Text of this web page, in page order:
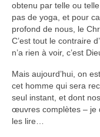
obtenu par telle ou
pas de yoga, et pour
profond de nous, le
C’est tout le contraire
n’a rien à voir, c’est
Mais aujourd’hui, on
cet homme qui sera
seul instant, et dont
œuvres complètes – je
les lire…